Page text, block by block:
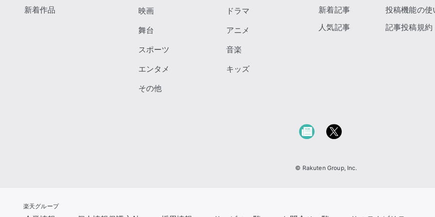
新着作品
映画
舞台
スポーツ
エンタメ
その他
ドラマ
アニメ
音楽
キッズ
新着記事
人気記事
投稿機能の使
記事投稿規約
© Rakuten Group, Inc.
楽天グループ